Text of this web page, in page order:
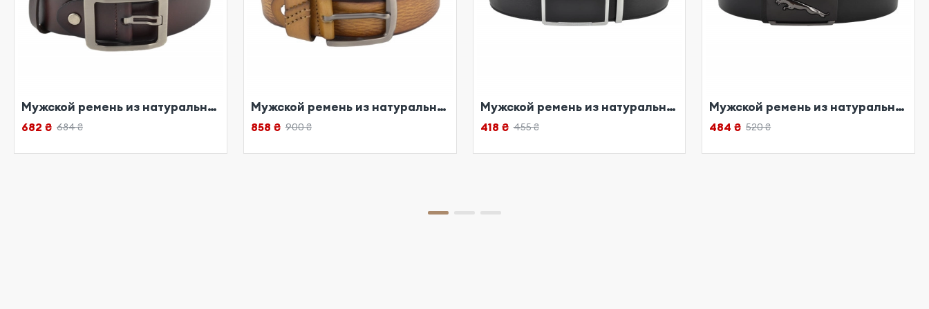
Мужской ремень из натуральной кожи красный
682 ₴ 684 ₴
Мужской ремень из натуральной кожи рыжий
858 ₴ 900 ₴
Мужской ремень из натуральной кожи черный
418 ₴ 455 ₴
Мужской ремень из натуральной кожи черный
484 ₴ 520 ₴